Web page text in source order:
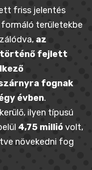
friss jelentés
területekbe
az
történő fejlett
fognak
évben.
ilyen típusú
4,75 millióvolt,
növekedni fog